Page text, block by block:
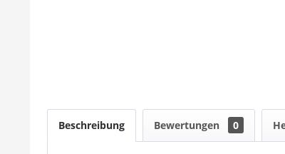
Beschreibung Bewertungen 0